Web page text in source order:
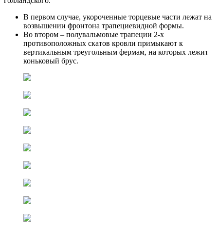
В первом случае, укороченные торцевые части лежат на
возвышении фронтона трапециевидной формы.
Во втором – полувальмовые трапеции 2-х
противоположных скатов кровли примыкают к
вертикальным треугольным фермам, на которых лежит
коньковый брус.